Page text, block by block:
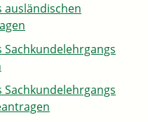
ausländischen